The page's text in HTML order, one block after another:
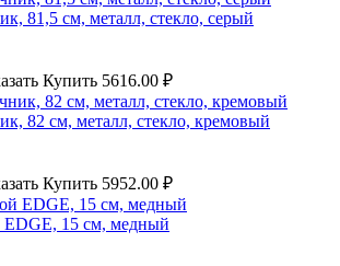
81,5 см, металл, стекло, серый
Купить 5616.00 ₽
82 см, металл, стекло, кремовый
Купить 5952.00 ₽
EDGE, 15 см, медный